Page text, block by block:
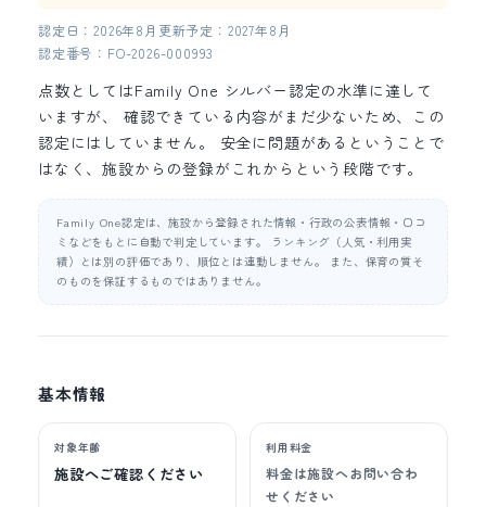
認定日：2026年8月 更新予定：2027年8月
認定番号：FO-2026-000993
点数としてはFamily One シルバー認定の水準に達して
いますが、 確認できている内容がまだ少ないため、この
認定にはしていません。 安全に問題があるということで
はなく、施設からの登録がこれからという段階です。
Family One認定は、施設から登録された情報・行政の公表情報・口コ
ミなどをもとに自動で判定しています。 ランキング（人気・利用実
績）とは別の評価であり、順位とは連動しません。 また、保育の質そ
のものを保証するものではありません。
基本情報
対象年齢
施設へご確認ください
利用料金
料金は施設へお問い合わ
せください